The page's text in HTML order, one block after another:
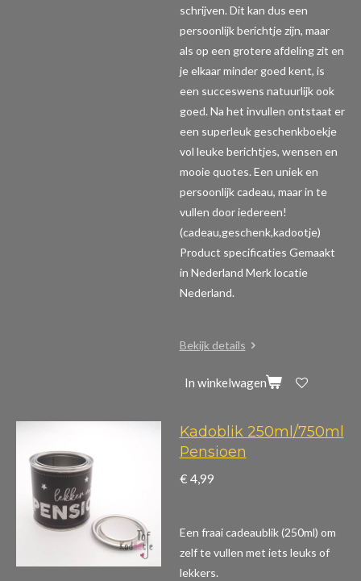
schrijven. Dit kan dus een
persoonlijk berichtje zijn, maar
als op een grotere afdeling zit en
je elkaar minder goed kent, is
een succeswens natuurlijk ook
goed. Na het invullen ontstaat er
een superleuk geschenkboekje
vol leuke berichtjes, wensen en
mooie quotes. Een uniek en
persoonlijk cadeau, maar in te
vullen door iedereen!
(cadeau,geschenk,kadootje)
Product specificaties Gemaakt
in Nederland Merk locatie
Nederland.
Bekijk details
In winkelwagen
Kadoblik 250ml/750ml
Pensioen
€ 4,99
Een fraai cadeaublik (250ml) om
zelf te vullen met iets leuks of
lekkers.